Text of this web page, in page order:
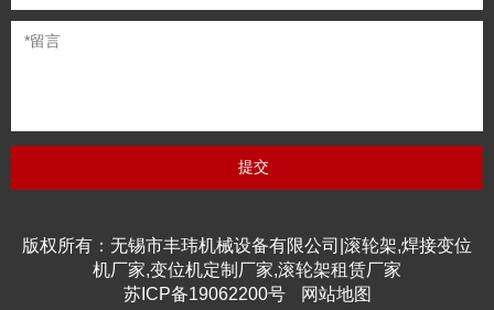
版权所有：无锡市丰玮机械设备有限公司|滚轮架,焊接变位
机厂家,变位机定制厂家,滚轮架租赁厂家
苏ICP备19062200号
网站地图